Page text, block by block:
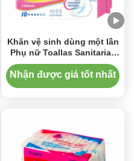
Khăn vệ sinh dùng một lần
Phụ nữ Toallas Sanitarias
Ultra Thin Customized
Nhận được giá tốt nhất